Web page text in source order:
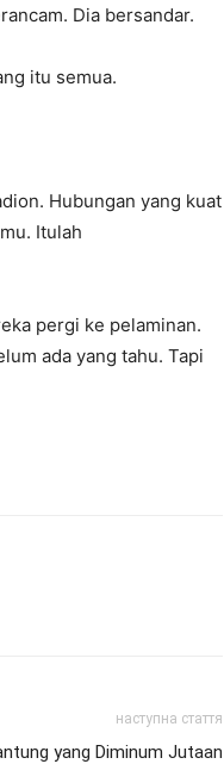
Dia bersandar.
itu semua.
Hubungan yang kuat
Itulah
pergi ke pelaminan.
ada yang tahu. Tapi
наступна стаття
yang Diminum Jutaan